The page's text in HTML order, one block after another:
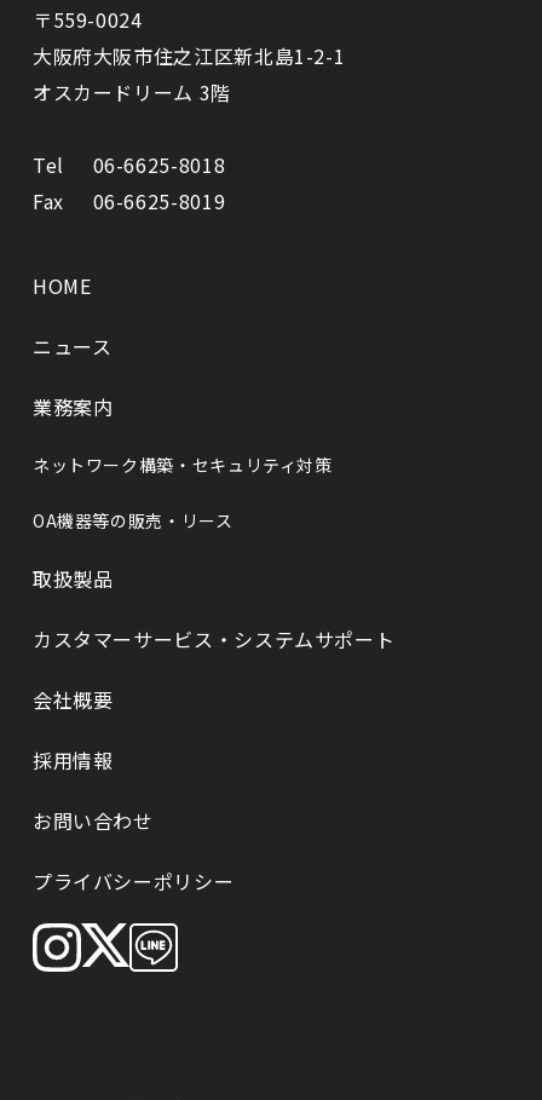
〒559-0024
⼤阪府⼤阪市住之江区新北島1-2-1
オスカードリーム 3階
Tel
06-6625-8018
Fax
06-6625-8019
HOME
ニュース
業務案内
ネットワーク構築・セキュリティ対策
OA機器等の販売・リース
取扱製品
カスタマーサービス・システムサポート
会社概要
採⽤情報
お問い合わせ
プライバシーポリシー